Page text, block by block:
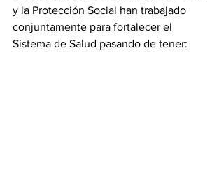
y la Protección Social han trabajado
conjuntamente para fortalecer el
Sistema de Salud pasando de tener: